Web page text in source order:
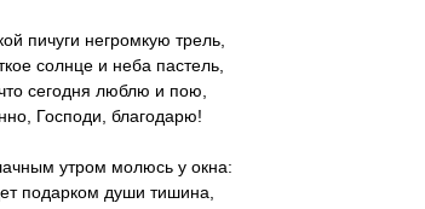
пичуги негромкую трель,
солнце и неба пастель,
сегодня люблю и пою,
Господи, благодарю!
утром молюсь у окна:
подарком души тишина,